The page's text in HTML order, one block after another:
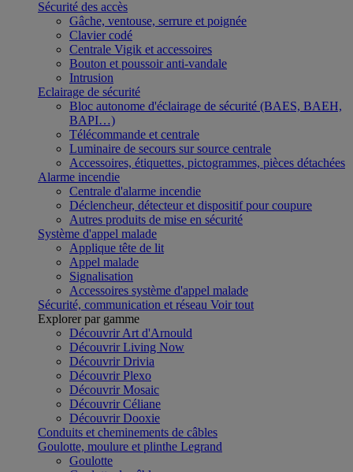
Sécurité des accès
Gâche, ventouse, serrure et poignée
Clavier codé
Centrale Vigik et accessoires
Bouton et poussoir anti-vandale
Intrusion
Eclairage de sécurité
Bloc autonome d'éclairage de sécurité (BAES, BAEH,
BAPI…)
Télécommande et centrale
Luminaire de secours sur source centrale
Accessoires, étiquettes, pictogrammes, pièces détachées
Alarme incendie
Centrale d'alarme incendie
Déclencheur, détecteur et dispositif pour coupure
Autres produits de mise en sécurité
Système d'appel malade
Applique tête de lit
Appel malade
Signalisation
Accessoires système d'appel malade
Sécurité, communication et réseau Voir tout
Explorer par gamme
Découvrir Art d'Arnould
Découvrir Living Now
Découvrir Drivia
Découvrir Plexo
Découvrir Mosaic
Découvrir Céliane
Découvrir Dooxie
Conduits et cheminements de câbles
Goulotte, moulure et plinthe Legrand
Goulotte